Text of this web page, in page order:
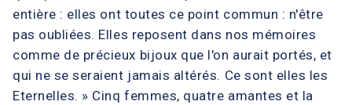
entière : elles ont toutes ce point commun : n'être
pas oubliées. Elles reposent dans nos mémoires
comme de précieux bijoux que l'on aurait portés, et
qui ne se seraient jamais altérés. Ce sont elles les
Eternelles. » Cinq femmes, quatre amantes et la